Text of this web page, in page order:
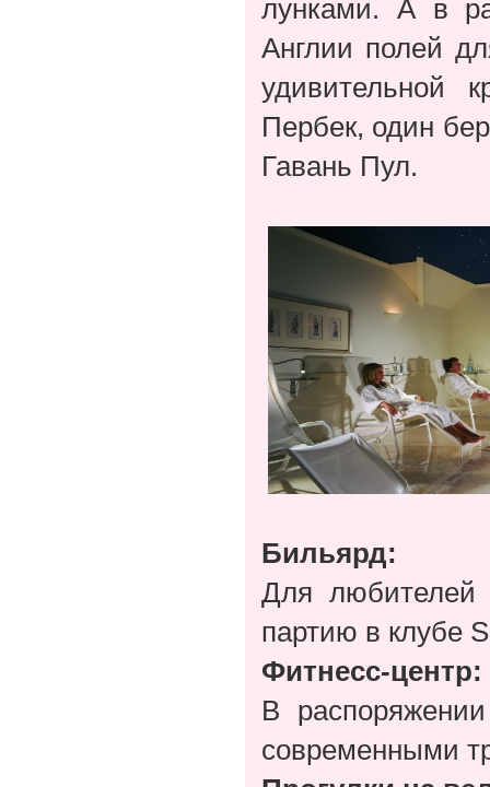
лунками. А в
Англии полей
удивительной
Пербек, один
Гавань Пул.
Бильярд:
Для любителей
партию в клубе
Фитнесс-центр:
В
современными